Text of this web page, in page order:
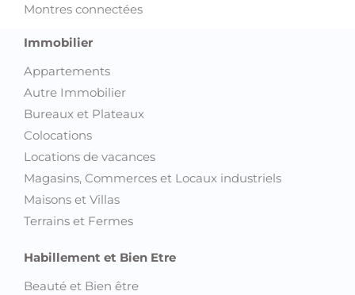
Montres connectées
Immobilier
Appartements
Autre Immobilier
Bureaux et Plateaux
Colocations
Locations de vacances
Magasins, Commerces et Locaux industriels
Maisons et Villas
Terrains et Fermes
Habillement et Bien Etre
Beauté et Bien être